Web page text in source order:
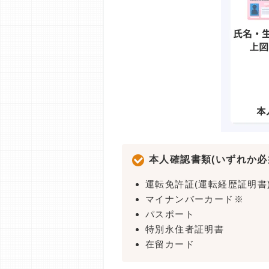
本人確認書類(いずれか
運転免許証(運転経歴証明
マイナンバーカード※
パスポート
特別永住者証明書
在留カード